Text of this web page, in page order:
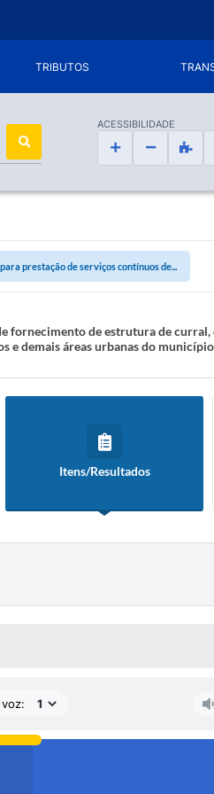
TRIBUTOS
ACESSIBILIDADE
prestação de serviços contínuos de...
fornecimento de estrutura de
e demais áreas urbanas do
Itens/Resultados